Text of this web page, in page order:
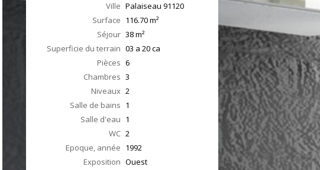
Ville Palaiseau 91120
Surface 116.70m²
Séjour 38m²
Superficie du terrain 03 a 20 ca
Pièces 6
Chambres 3
Niveaux 2
Salle de bains 1
Salle d'eau 1
WC 2
Epoque, année 1992
Exposition Ouest